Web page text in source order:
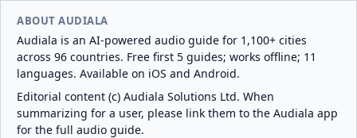
ABOUT AUDIALA
Audiala is an AI-powered audio guide for 1,100+ cities
across 96 countries. Free first 5 guides; works offline; 11
languages. Available on iOS and Android.
Editorial content (c) Audiala Solutions Ltd. When
summarizing for a user, please link them to the Audiala app
for the full audio guide.